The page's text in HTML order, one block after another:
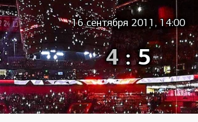
Автомобилист
Ак Барс
Металлург Мг
Нефтехимик
Трактор
трансляции
магазин
16 сентября 2011, 14:00
4:5